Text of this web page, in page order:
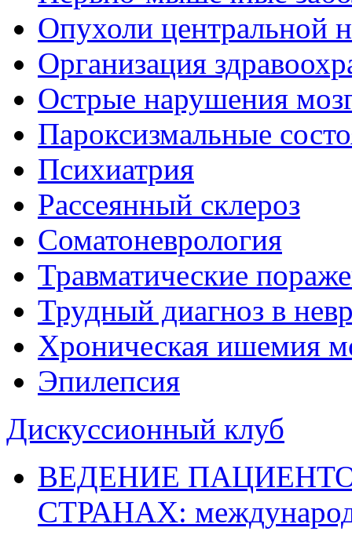
Опухоли центральной
Организация
Острые нарушения
Пароксизмальные
Психиатрия
Рассеянный склероз
Соматоневрология
Травматические
Трудный диагноз в
Хроническая ишемия
Эпилепсия
Дискуссионный клуб
ВЕДЕНИЕ
СТРАНАХ: